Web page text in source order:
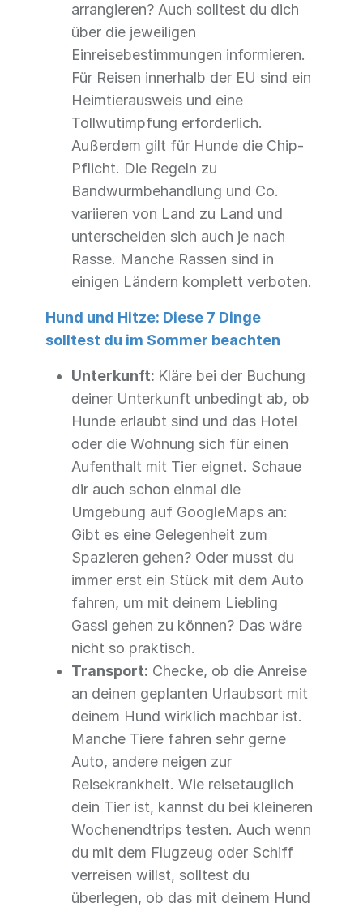
arrangieren? Auch solltest du dich
über die jeweiligen
Einreisebestimmungen informieren.
Für Reisen innerhalb der EU sind ein
Heimtierausweis und eine
Tollwutimpfung erforderlich.
Außerdem gilt für Hunde die Chip-
Pflicht. Die Regeln zu
Bandwurmbehandlung und Co.
variieren von Land zu Land und
unterscheiden sich auch je nach
Rasse. Manche Rassen sind in
einigen Ländern komplett verboten.
Hund und Hitze: Diese 7 Dinge
solltest du im Sommer beachten
Unterkunft: Kläre bei der Buchung
deiner Unterkunft unbedingt ab, ob
Hunde erlaubt sind und das Hotel
oder die Wohnung sich für einen
Aufenthalt mit Tier eignet. Schaue
dir auch schon einmal die
Umgebung auf GoogleMaps an:
Gibt es eine Gelegenheit zum
Spazieren gehen? Oder musst du
immer erst ein Stück mit dem Auto
fahren, um mit deinem Liebling
Gassi gehen zu können? Das wäre
nicht so praktisch.
Transport: Checke, ob die Anreise
an deinen geplanten Urlaubsort mit
deinem Hund wirklich machbar ist.
Manche Tiere fahren sehr gerne
Auto, andere neigen zur
Reisekrankheit. Wie reisetauglich
dein Tier ist, kannst du bei kleineren
Wochenendtrips testen. Auch wenn
du mit dem Flugzeug oder Schiff
verreisen willst, solltest du
überlegen, ob das mit deinem Hund